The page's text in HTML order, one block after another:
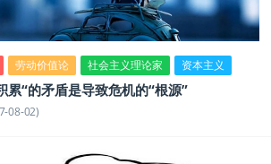
劳动价值论 社会主义理论家 资本主义
累“的矛盾是导致危机的“根源”
08-02)